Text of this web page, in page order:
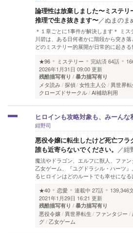
論理性は放棄しました〜ミステ
推理で生き抜きます〜／ぬまのま
＊１章ごとに1事件が解決します＊ ミ
川碧は、ある日何者かに階段から突き
どのミステリー的展開が日常的に起き
★96
ミステリー 完結済64話
2026年1月31日 09:00 更新
残酷描写有り 暴力描写有り
メタ読み 探偵 女性主人公 異世界転
クローズドサークル AI補助利用
ヒロインも攻略対象も、みーんな
紺野司
悪役令嬢に転生したけど死亡フ
誰も近寄らないでください。 ／紺
魔法やドラゴン、エルフに獣人、ファ
乙女ゲーム、『ユグドラシル・ハーツ
るヒロインはどのルートでも幸せにな
★40
恋愛 連載中 27話
139,346
2021年1月29日 16:21 更新
残酷描写有り 暴力描写有り
悪役令嬢 異世界転生 ファンタジー
グ 乙女ゲーム